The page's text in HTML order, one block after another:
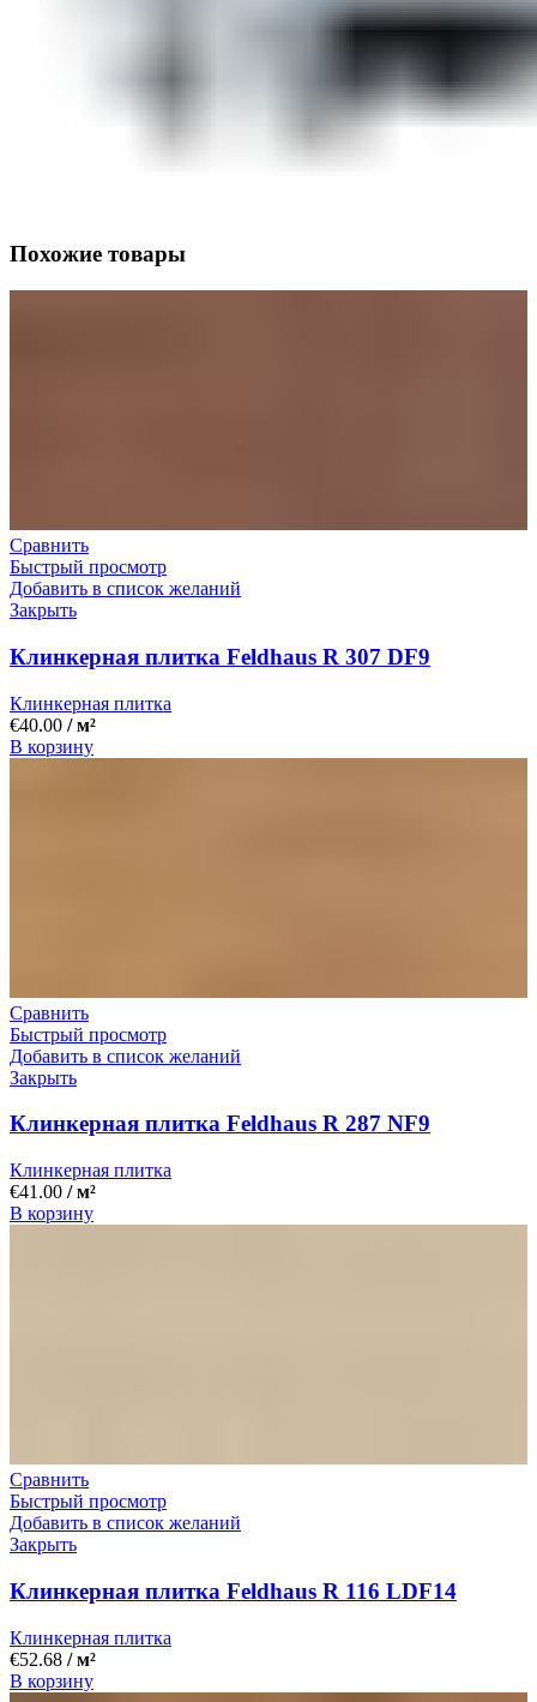
Похожие товары
Сравнить
Быстрый просмотр
Добавить в список желаний
Закрыть
Клинкерная плитка Feldhaus R 307 DF9
Клинкерная плитка
€40.00 / м²
В корзину
Сравнить
Быстрый просмотр
Добавить в список желаний
Закрыть
Клинкерная плитка Feldhaus R 287 NF9
Клинкерная плитка
€41.00 / м²
В корзину
Сравнить
Быстрый просмотр
Добавить в список желаний
Закрыть
Клинкерная плитка Feldhaus R 116 LDF14
Клинкерная плитка
€52.68 / м²
В корзину